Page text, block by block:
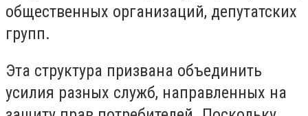
общественных организаций, депутатских
групп.
Эта структура призвана объединить
усилия разных служб, направленных на